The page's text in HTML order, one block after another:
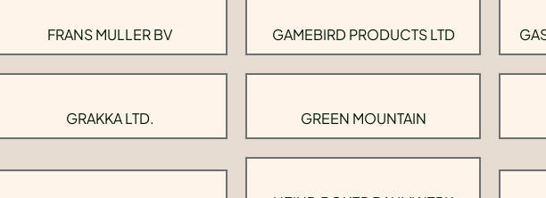
FRANS MULLER BV GAMEBIRD PRODUCTS LTD
GRAKKA LTD. GREEN MOUNTAIN